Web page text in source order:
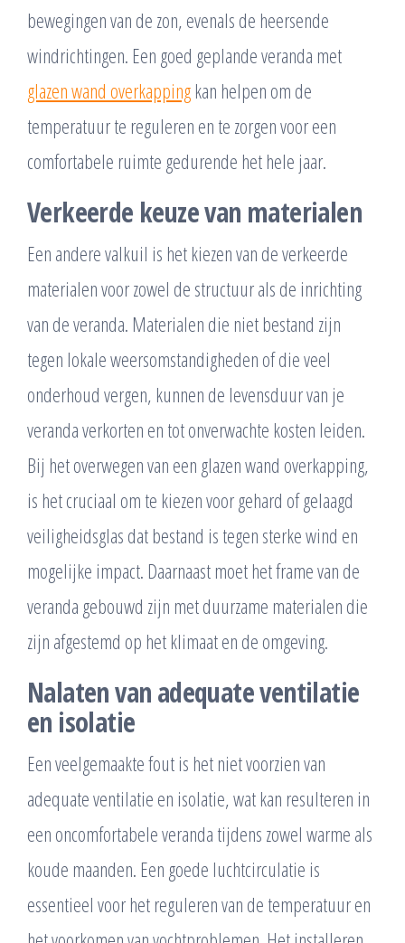
bewegingen van de zon, evenals de heersende
windrichtingen. Een goed geplande veranda met
glazen wand overkapping kan helpen om de
temperatuur te reguleren en te zorgen voor een
comfortabele ruimte gedurende het hele jaar.
Verkeerde keuze van materialen
Een andere valkuil is het kiezen van de verkeerde
materialen voor zowel de structuur als de inrichting
van de veranda. Materialen die niet bestand zijn
tegen lokale weersomstandigheden of die veel
onderhoud vergen, kunnen de levensduur van je
veranda verkorten en tot onverwachte kosten leiden.
Bij het overwegen van een glazen wand overkapping,
is het cruciaal om te kiezen voor gehard of gelaagd
veiligheidsglas dat bestand is tegen sterke wind en
mogelijke impact. Daarnaast moet het frame van de
veranda gebouwd zijn met duurzame materialen die
zijn afgestemd op het klimaat en de omgeving.
Nalaten van adequate ventilatie
en isolatie
Een veelgemaakte fout is het niet voorzien van
adequate ventilatie en isolatie, wat kan resulteren in
een oncomfortabele veranda tijdens zowel warme als
koude maanden. Een goede luchtcirculatie is
essentieel voor het reguleren van de temperatuur en